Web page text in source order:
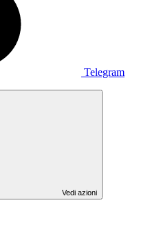
Telegram
Vedi azioni